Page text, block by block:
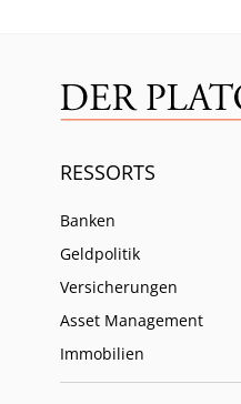
RESSORTS
Banken
Geldpolitik
Versicherungen
Asset Management
Immobilien